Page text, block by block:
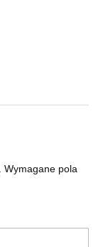
Wymagane pola